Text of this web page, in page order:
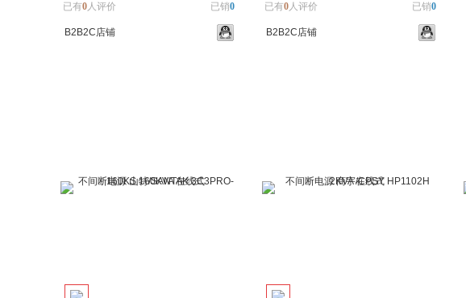
已有0人评价 已销0
B2B2C店铺
已有0人评价 已销0
B2B2C店铺